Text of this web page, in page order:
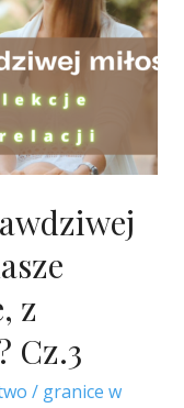
z
Cz.3
/ granice w